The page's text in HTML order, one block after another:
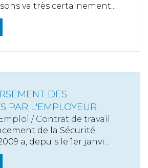
va très certainement...
DES
PAR L'EMPLOYEUR
/ Contrat de travail
de la Sécurité
a, depuis le 1er janvi...